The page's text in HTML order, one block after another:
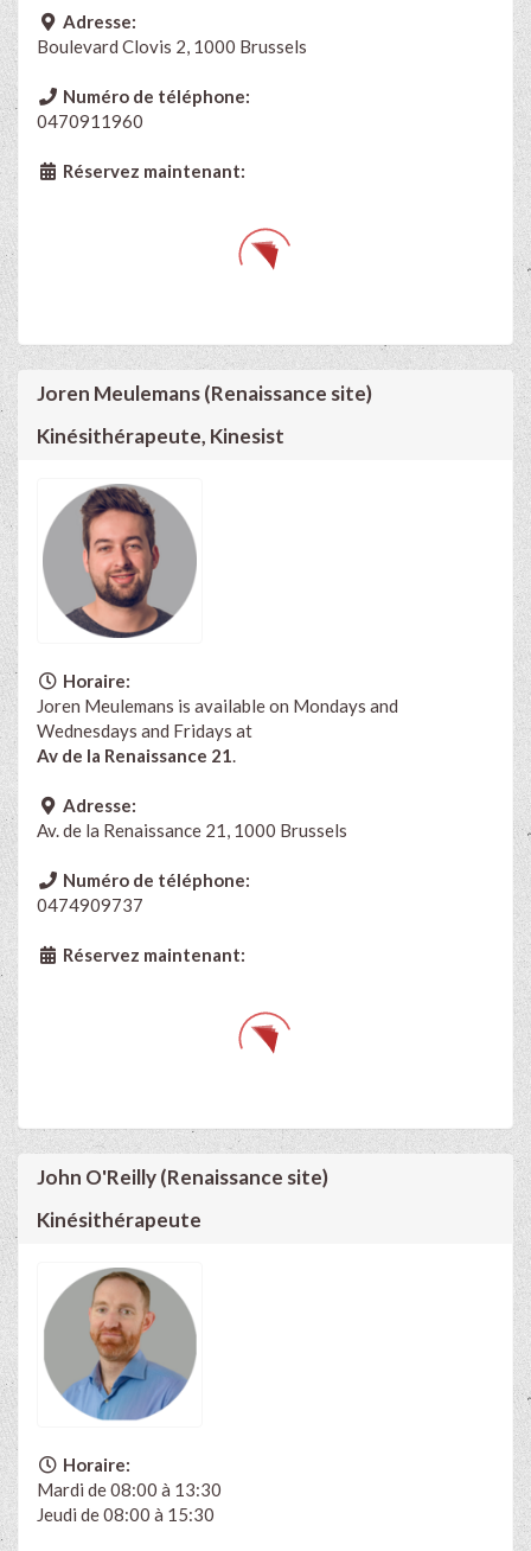
Adresse:
Boulevard Clovis 2, 1000 Brussels
Numéro de téléphone:
0470911960
Réservez maintenant:
Joren Meulemans (Renaissance site)
Kinésithérapeute, Kinesist
Horaire:
Joren Meulemans is available on Mondays and
Wednesdays and Fridays at
Av de la Renaissance 21
Adresse:
Av. de la Renaissance 21, 1000 Brussels
Numéro de téléphone:
0474909737
Réservez maintenant:
John O'Reilly (Renaissance site)
Kinésithérapeute
Horaire:
Mardi de 08:00 à 13:30
Jeudi de 08:00 à 15:30